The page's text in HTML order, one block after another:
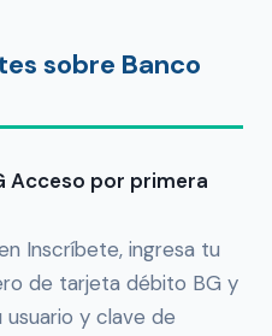
sobre Banco
Acceso por primera
Inscríbete, ingresa tu
de tarjeta débito BG y
y clave de